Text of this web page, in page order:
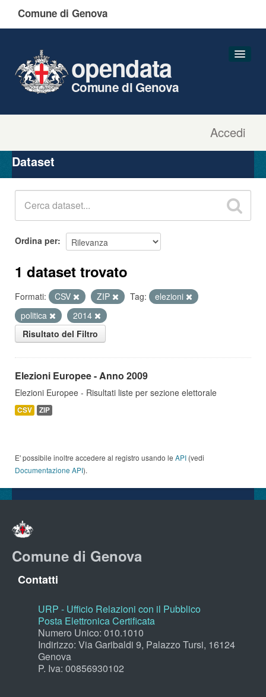
Comune di Genova
Accedi
opendata
Comune di Genova
Organizzazioni
Gruppi
Dataset
Ordina per
1 dataset trovato
Formati: CSV ZIP Tag:
elezioni
politica
2014
Risultato del Filtro
Elezioni Europee - Anno 2009
Elezioni Europee - Risultati liste per sezione elettorale
CSV ZIP
E' possibile inoltre accedere al registro usando le API (vedi
Documentazione API).
Comune di Genova
Contatti
URP - Ufficio Relazioni con il Pubblico
Posta Elettronica Certificata
Numero Unico: 010.1010
Indirizzo: Via Garibaldi 9, Palazzo Tursi, 16124
Genova
P. Iva: 00856930102